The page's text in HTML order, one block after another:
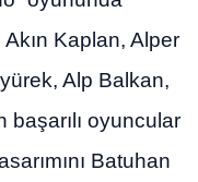
Kaplan, Alper
Alp Balkan,
oyuncular
Batuhan